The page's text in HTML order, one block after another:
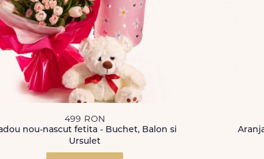
499 RON
nou-nascut fetita - Buchet, Balon si
Ursulet